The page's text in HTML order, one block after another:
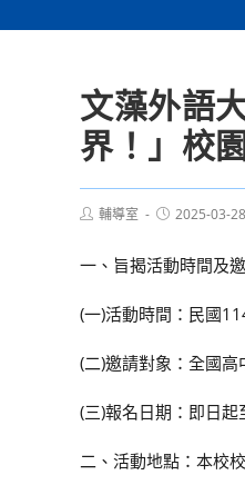
文藻外語
界！」校
Post輔導室
Post2025-03-28
一、旨揭活動時間及
(一)活動時間：民國
(二)邀請對象：全國高
(三)報名日期：即日
二、活動地點：本校